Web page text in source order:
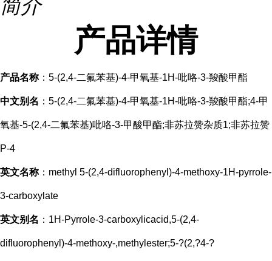
简介
产品详情
产品名称：5-(2,4-二氟苯基)-4-甲氧基-1H-吡咯-3-羧酸甲酯
中文别名 ：5-(2,4-二氟苯基)-4-甲氧基-1H-吡咯-3-羧酸甲酯;4-甲
氧基-5-(2,4-二氟苯基)吡咯-3-甲酸甲酯;非苏拉赞杂质1;非苏拉赞
P-4
英文名称：methyl 5-(2,4-difluorophenyl)-4-methoxy-1H-pyrrole-
3-carboxylate
英文别名 ：1H-Pyrrole-3-carboxylicacid,5-(2,4-
difluorophenyl)-4-methoxy-,methylester;5-?(2,?4-?